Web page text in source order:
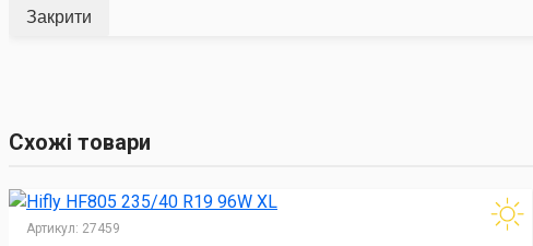
Закрити
Схожі товари
Артикул: 27459